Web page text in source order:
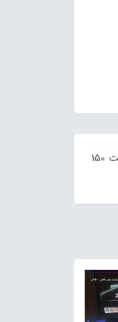
عدسی کمپرسور بر اساس استاندارد ASME طراحی و تولید میگردد و بصورت پرس سرد تولید میگردند عدسی سایز قطر 42 سانتی متر جهت تولید مخازن تحت فشار با ظرفیت 150